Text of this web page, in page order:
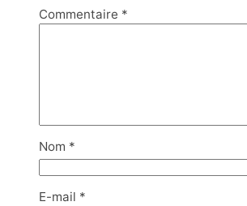
Commentaire *
Nom *
E-mail *